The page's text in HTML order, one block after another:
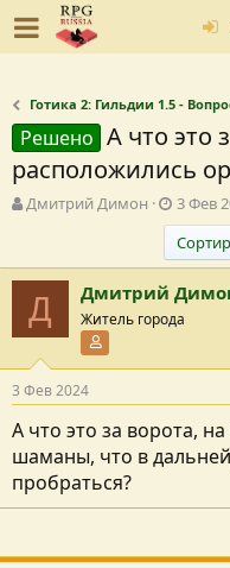
Готика 2: Гильдии 1.5 -
Решено А что это
расположились
А
о
р
е
ы
Дмитрий Димон
Д
а
т
а
с
о
з
а
я
3 Фев
Д Дмитрий
Житель города
3 Фев 2024
А что это за ворота,
шаманы, что в
пробраться?